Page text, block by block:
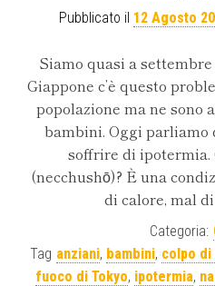
Pubblicato il 12 Agosto
Siamo quasi a
Giappone c’è questo
popolazione ma ne sono
bambini. Oggi parliamo
soffrire di ipotermia.
(necchushō)? È una
di calore, mal
Categoria:
Tag anziani, bambini, colpo di
fuoco di Tokyo, ipotermia,